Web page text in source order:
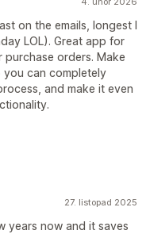
on the emails, longest I
LOL). Great app for
purchase orders. Make
you can completely
and make it even
27. listopad 2025
years now and it saves